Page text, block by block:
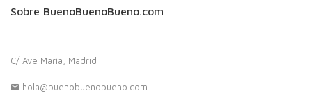
Sobre BuenoBuenoBueno.com
C/ Ave María, Madrid
hola@buenobuenobueno.com